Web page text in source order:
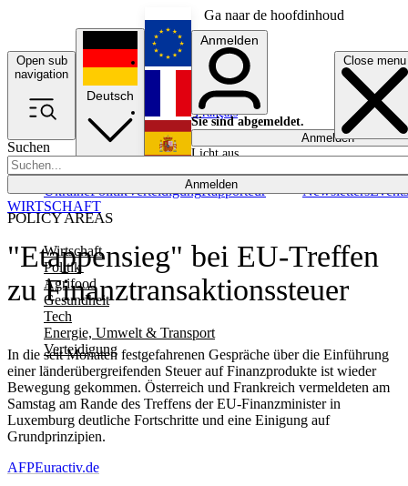
Ga naar de hoofdinhoud
Open sub
navigation
Close menu
Suchen
Anmelden
POLICY AREAS
Wirtschaft
Politik
Agrifood
Gesundheit
Tech
Energie, Umwelt & Transport
Verteidigung
UkrainePolitikVerteidigungRapporteur NewslettersEvents
Deutsch
English
Français
Anmelden
Sie sind abgemeldet.
Anmelden
Licht aus
"Etappensieg" bei EU-Treffen
zu Finanztransaktionssteuer
In die seit Monaten festgefahrenen Gespräche über die Einführung
einer länderübergreifenden Steuer auf Finanzprodukte ist wieder
Bewegung gekommen. Österreich und Frankreich vermeldeten am
Samstag am Rande des Treffens der EU-Finanzminister in
Luxemburg deutliche Fortschritte und eine Einigung auf
Grundprinzipien.
WIRTSCHAFT
AFPEuractiv.de